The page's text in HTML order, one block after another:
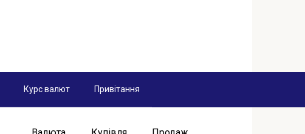
Курс валют Привітання